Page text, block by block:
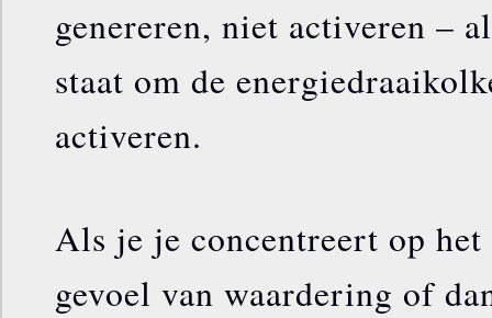
genereren, niet activeren –
staat om de
activeren.
Als je je concentreert op
gevoel van waardering of